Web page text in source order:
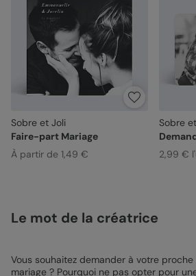
Sobre et Joli
Faire-part Mariage
À partir de 1,49 €
Sobre
2,99 €
Le mot de la créatrice
Vous souhaitez demander à votre
mariage ? Pourquoi ne pas opter pour